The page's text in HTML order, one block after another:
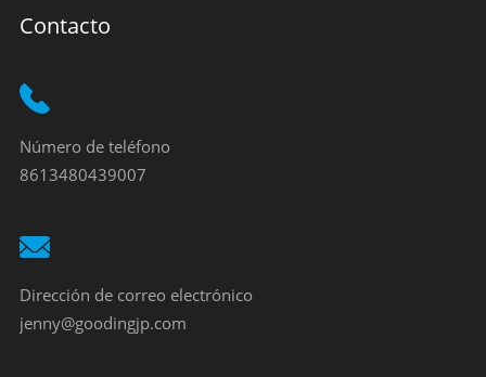
Contacto
Número de teléfono
8613480439007
Dirección de correo electrónico
jenny@goodingjp.com